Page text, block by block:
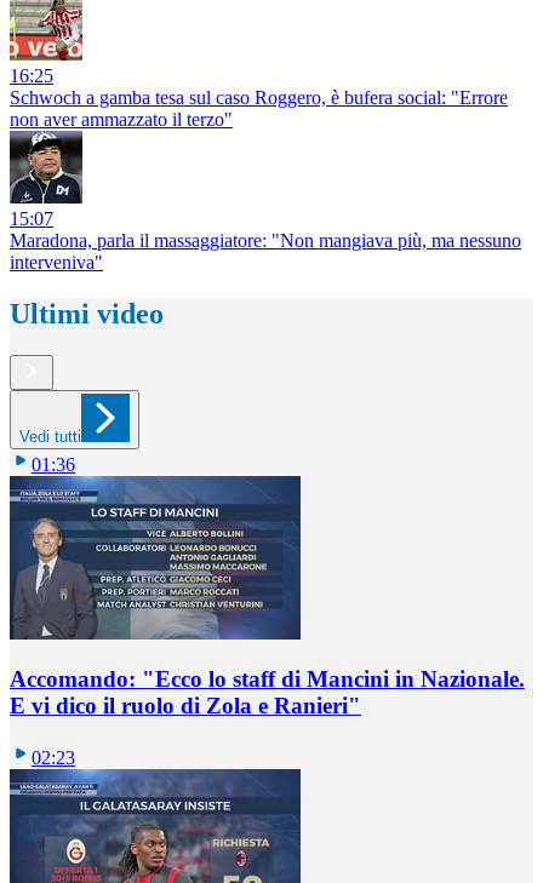
16:25
Schwoch a gamba tesa sul caso Roggero, è bufera social: "Errore
non aver ammazzato il terzo"
15:07
Maradona, parla il massaggiatore: "Non mangiava più, ma nessuno
interveniva"
Ultimi video
Vedi tutti
01:36
Accomando: "Ecco lo staff di Mancini in Nazionale.
E vi dico il ruolo di Zola e Ranieri"
02:23